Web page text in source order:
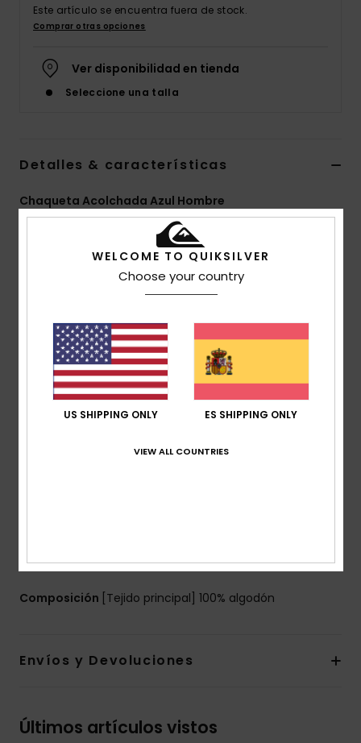
Este artículo se encuentra fuera de stock.
Comprar otras opciones
Ver disponibilidad en tienda
Seleccione una talla
Detalles & características
Chaqueta Acolchada Azul Hombre
Código de color
tejido de pana de algodón
corte:corte normal
Cuello:Cuello de camisa
Mangas:Manga larga
Bolsillos:bolsillos delanteros de parche en la parte
delantera
Bolsillo interior
lleva una talla M
Composición [Tejido principal] 100% algodón
Envíos y Devoluciones
Últimos artículos vistos
WELCOME TO QUIKSILVER
Choose your country
US SHIPPING ONLY ES SHIPPING ONLY
VIEW ALL COUNTRIES